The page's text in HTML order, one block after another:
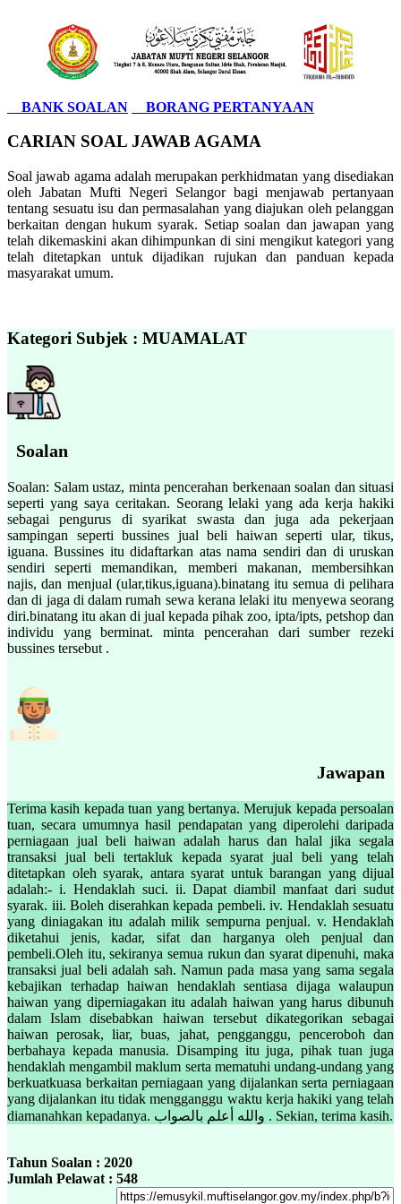
BANK SOALAN BORANG PERTANYAAN
CARIAN SOAL JAWAB AGAMA
Soal jawab agama adalah merupakan perkhidmatan yang disediakan
oleh Jabatan Mufti Negeri Selangor bagi menjawab pertanyaan
tentang sesuatu isu dan permasalahan yang diajukan oleh pelanggan
berkaitan dengan hukum syarak. Setiap soalan dan jawapan yang
telah dikemaskini akan dihimpunkan di sini mengikut kategori yang
telah ditetapkan untuk dijadikan rujukan dan panduan kepada
masyarakat umum.
Kategori Subjek : MUAMALAT
Soalan
Soalan: Salam ustaz, minta pencerahan berkenaan soalan dan situasi
seperti yang saya ceritakan. Seorang lelaki yang ada kerja hakiki
sebagai pengurus di syarikat swasta dan juga ada pekerjaan
sampingan seperti bussines jual beli haiwan seperti ular, tikus,
iguana. Bussines itu didaftarkan atas nama sendiri dan di uruskan
sendiri seperti memandikan, memberi makanan, membersihkan
najis, dan menjual (ular,tikus,iguana).binatang itu semua di pelihara
dan di jaga di dalam rumah sewa kerana lelaki itu menyewa seorang
diri.binatang itu akan di jual kepada pihak zoo, ipta/ipts, petshop dan
individu yang berminat. minta pencerahan dari sumber rezeki
bussines tersebut .
Jawapan
Terima kasih kepada tuan yang bertanya. Merujuk kepada persoalan
tuan, secara umumnya hasil pendapatan yang diperolehi daripada
perniagaan jual beli haiwan adalah harus dan halal jika segala
transaksi jual beli tertakluk kepada syarat jual beli yang telah
ditetapkan oleh syarak, antara syarat untuk barangan yang dijual
adalah:- i. Hendaklah suci. ii. Dapat diambil manfaat dari sudut
syarak. iii. Boleh diserahkan kepada pembeli. iv. Hendaklah sesuatu
yang diniagakan itu adalah milik sempurna penjual. v. Hendaklah
diketahui jenis, kadar, sifat dan harganya oleh penjual dan
pembeli.Oleh itu, sekiranya semua rukun dan syarat dipenuhi, maka
transaksi jual beli adalah sah. Namun pada masa yang sama segala
kebajikan terhadap haiwan hendaklah sentiasa dijaga walaupun
haiwan yang diperniagakan itu adalah haiwan yang harus dibunuh
dalam Islam disebabkan haiwan tersebut dikategorikan sebagai
haiwan perosak, liar, buas, jahat, pengganggu, penceroboh dan
berbahaya kepada manusia. Disamping itu juga, pihak tuan juga
hendaklah mengambil maklum serta mematuhi undang-undang yang
berkuatkuasa berkaitan perniagaan yang dijalankan serta perniagaan
yang dijalankan itu tidak mengganggu waktu kerja hakiki yang telah
diamanahkan kepadanya. والله أعلم بالصواب . Sekian, terima kasih.
Tahun Soalan : 2020
Jumlah Pelawat : 548